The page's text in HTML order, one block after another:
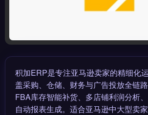
积加ERP是专注亚马逊卖家的精细化
盖采购、仓储、财务与广告投放全链
FBA库存智能补货、多店铺利润分析
自动报表生成。适合亚马逊中大型卖